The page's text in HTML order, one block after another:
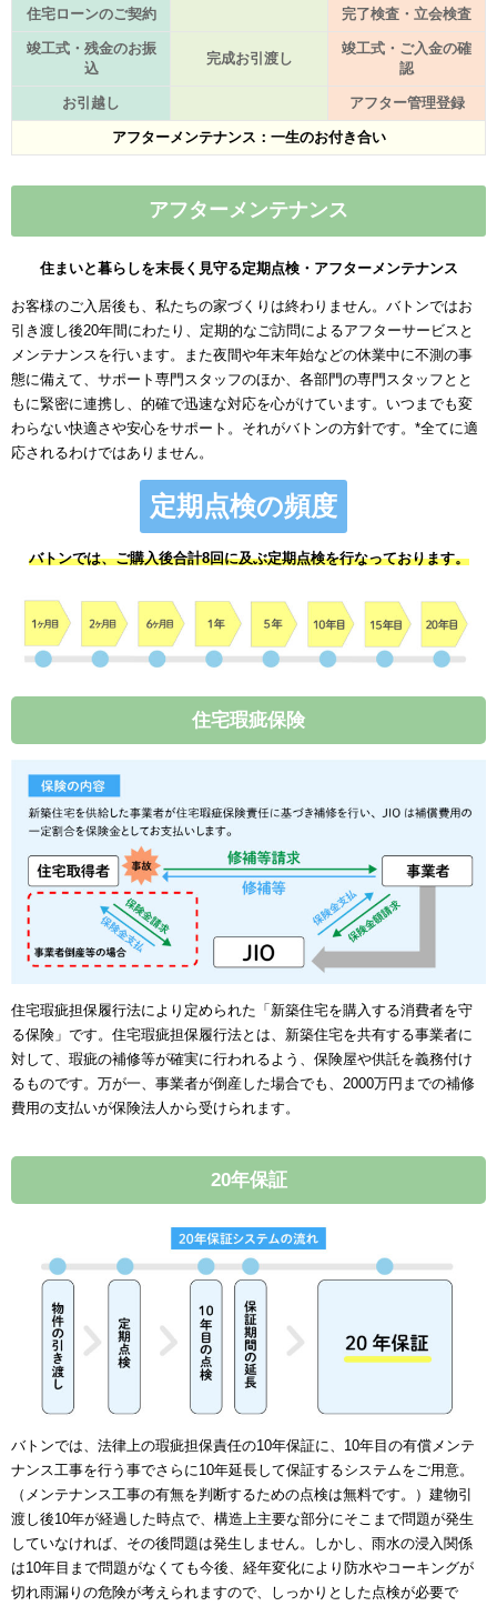
住宅ローンのご契約 完了検査・立会検査
竣工式・残金のお振
込
完成お引渡し
竣工式・ご入金の確
認
お引越し アフター管理登録
アフターメンテナンス：一生のお付き合い
アフターメンテナンス
住まいと暮らしを末長く見守る定期点検・アフターメンテナンス
お客様のご入居後も、私たちの家づくりは終わりません。バトンではお
引き渡し後20年間にわたり、定期的なご訪問によるアフターサービスと
メンテナンスを行います。また夜間や年末年始などの休業中に不測の事
態に備えて、サポート専門スタッフのほか、各部門の専門スタッフとと
もに緊密に連携し、的確で迅速な対応を心がけています。いつまでも変
わらない快適さや安心をサポート。それがバトンの方針です。*全てに適
応されるわけではありません。
定期点検の頻度
バトンでは、ご購入後合計8回に及ぶ定期点検を行なっております。
住宅瑕疵保険
住宅瑕疵担保履行法により定められた「新築住宅を購入する消費者を守
る保険」です。住宅瑕疵担保履行法とは、新築住宅を共有する事業者に
対して、瑕疵の補修等が確実に行われるよう、保険屋や供託を義務付け
るものです。万が一、事業者が倒産した場合でも、2000万円までの補修
費用の支払いが保険法人から受けられます。
20年保証
バトンでは、法律上の瑕疵担保責任の10年保証に、10年目の有償メンテ
ナンス工事を行う事でさらに10年延長して保証するシステムをご用意。
（メンテナンス工事の有無を判断するための点検は無料です。）建物引
渡し後10年が経過した時点で、構造上主要な部分にそこまで問題が発生
していなければ、その後問題は発生しません。しかし、雨水の浸入関係
は10年目まで問題がなくても今後、経年変化により防水やコーキングが
切れ雨漏りの危険が考えられますので、しっかりとした点検が必要で